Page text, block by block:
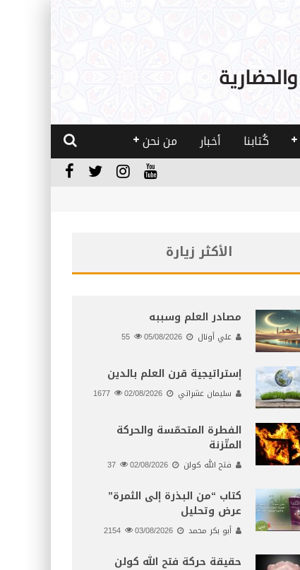
كُتابنا أخبار من نحن
الأكثر زيارة
مصادر العلم وسببه
علي أونال 05/08/2026
إستراتيجية قرن العلم بالدين
سليمان عشراتي 02/08/2026
الفطرة المتحمّسة والحركة
المتّزنة
فتح الله كولن 02/08/2026
كتاب “من البذرة إلى الثمرة”
عرض وتحليل
أبو بكر محمد 03/08/2026
حقيقة حركة فتح الله كولن